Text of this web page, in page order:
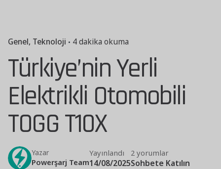
Genel Teknoloji 4 dakika okuma
Türkiye’nin Yerli
Elektrikli Otomobili
TOGG T10X
Yazar
Powerşarj Team
Yayınlandı
14/08/2025
2 yorumlar
Sohbete Katılın